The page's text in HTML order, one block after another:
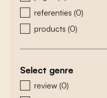
referenties (0)
products (0)
Select genre
zoeken - genre
review (0)